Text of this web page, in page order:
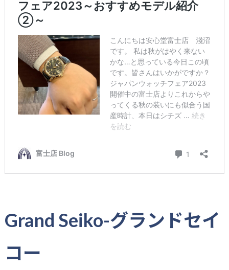
Grand Seiko-グランドセイ
コー